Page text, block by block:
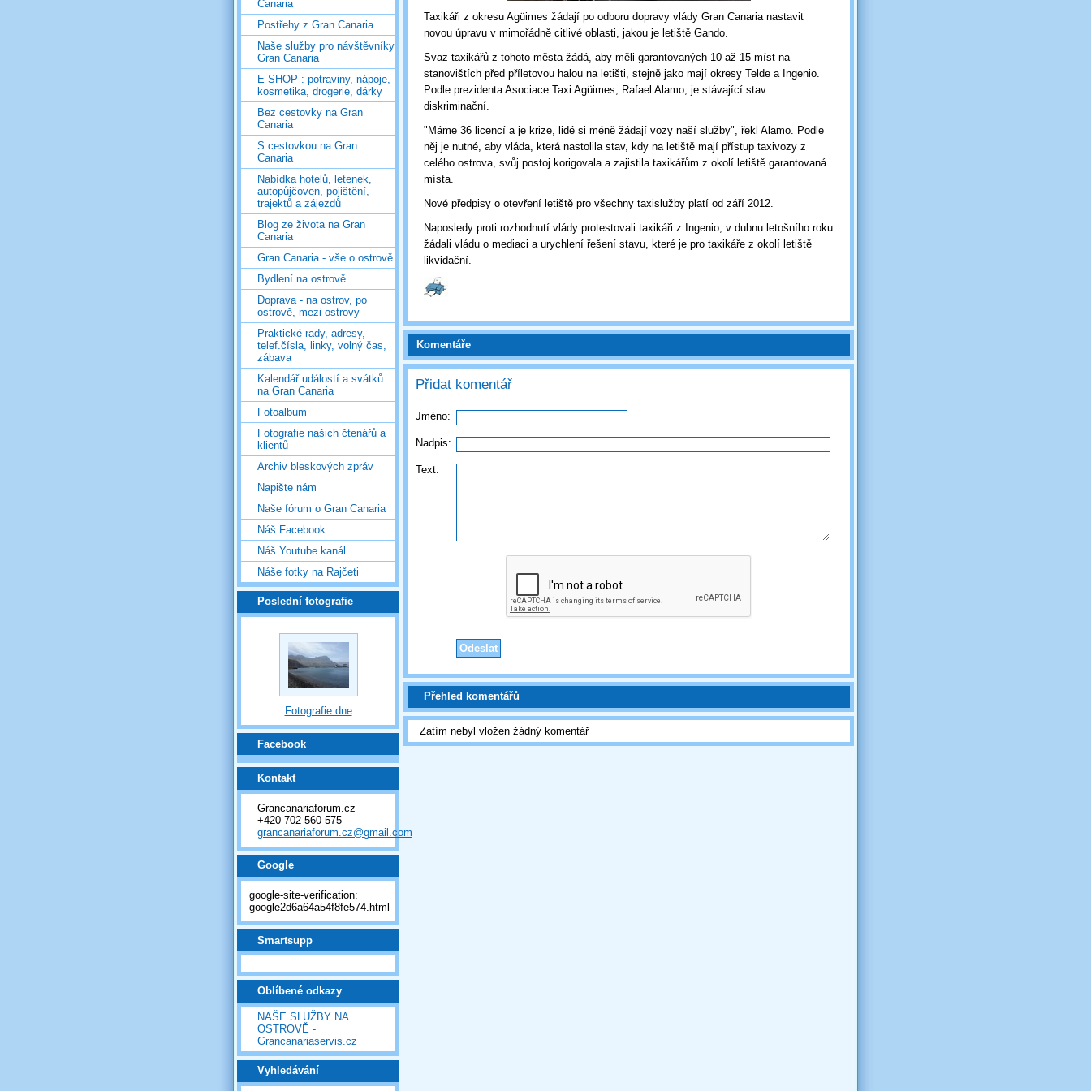
Canaria
Postřehy z Gran Canaria
Naše služby pro návštěvníky
Gran Canaria
E-SHOP : potraviny, nápoje,
kosmetika, drogerie, dárky
Bez cestovky na Gran
Canaria
S cestovkou na Gran
Canaria
Nabídka hotelů, letenek,
autopůjčoven, pojištění,
trajektů a zájezdů
Blog ze života na Gran
Canaria
Gran Canaria - vše o ostrově
Bydlení na ostrově
Doprava - na ostrov, po
ostrově, mezi ostrovy
Praktické rady, adresy,
telef.čísla, linky, volný čas,
zábava
Kalendář událostí a svátků
na Gran Canaria
Fotoalbum
Fotografie našich čtenářů a
klientů
Archiv bleskových zpráv
Napište nám
Naše fórum o Gran Canaria
Náš Facebook
Náš Youtube kanál
Náše fotky na Rajčeti
Poslední fotografie
Fotografie dne
Facebook
Kontakt
Grancanariaforum.cz
+420 702 560 575
grancanariaforum.cz@gmail.com
Google
google-site-verification:
google2d6a64a54f8fe574.html
Smartsupp
Oblíbené odkazy
NAŠE SLUŽBY NA
OSTROVĚ -
Grancanariaservis.cz
Vyhledávání
Taxikáři z okresu Agüimes žádají po odboru dopravy vlády Gran Canaria nastavit
novou úpravu v mimořádně citlivé oblasti, jakou je letiště Gando.
Svaz taxikářů z tohoto města žádá, aby měli garantovaných 10 až 15 míst na
stanovištích před příletovou halou na letišti, stejně jako mají okresy Telde a Ingenio.
Podle prezidenta Asociace Taxi Agüimes, Rafael Alamo, je stávající stav
diskriminační.
"Máme 36 licencí a je krize, lidé si méně žádají vozy naší služby", řekl Alamo. Podle
něj je nutné, aby vláda, která nastolila stav, kdy na letiště mají přístup taxivozy z
celého ostrova, svůj postoj korigovala a zajistila taxikářům z okolí letiště garantovaná
místa.
Nové předpisy o otevření letiště pro všechny taxislužby platí od září 2012.
Naposledy proti rozhodnutí vlády protestovali taxikáři z Ingenio, v dubnu letošního roku
žádali vládu o mediaci a urychlení řešení stavu, které je pro taxikáře z okolí letiště
likvidační.
Komentáře
Přidat komentář
Jméno:
Nadpis:
Text:
Přehled komentářů
Zatím nebyl vložen žádný komentář